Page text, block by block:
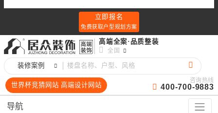
立即报名
免费获取户型规划方案
高端全案·品质整装
全国
装修案例
世界杯竞猜网站 高端设计网站
咨询热线
400-700-9883
导航